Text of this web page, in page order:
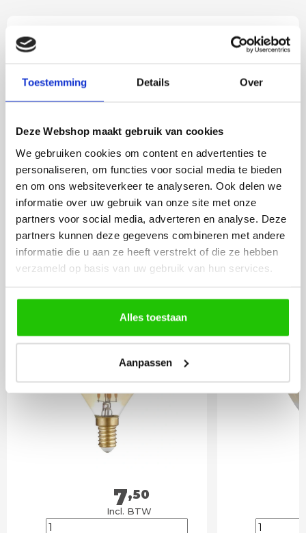
Toestemming Details Over
Deze Webshop maakt gebruik van cookies
We gebruiken cookies om content en advertenties te
personaliseren, om functies voor social media te bieden
en om ons websiteverkeer te analyseren. Ook delen we
informatie over uw gebruik van onze site met onze
partners voor social media, adverteren en analyse. Deze
partners kunnen deze gegevens combineren met andere
informatie die u aan ze heeft verstrekt of die ze hebben
verzameld op basis van uw gebruik van hun services.
Alles toestaan
Aanpassen
Fijne site waar ik een mooie
lamp heb uitgekozen en
werd deze al bezorgd. Super
netjes en veilig verpakt.
Het bestellen,
artikel is zeer mooi
veel sfeer, het is ook
eenvoudig te
BESTELINCLUSIEF
LICHTBRONNEN
350 lumen - kleine
fitting E14 4Watt
7,50
Incl. BTW
4W E14